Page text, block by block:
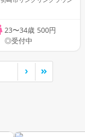
23〜34歳 500円
◎受付中